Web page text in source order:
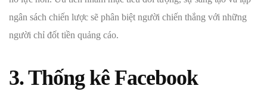
ngân sách chiến lược sẽ phân biệt người chiến thắng với những
người chỉ đốt tiền quảng cáo.
3. Thống kê Facebook